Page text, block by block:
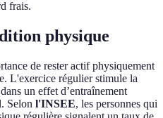
frais.
physique
de rester actif physiquement
L'exercice régulier stimule la
un effet d’entraînement
Selon l'INSEE, les personnes qui